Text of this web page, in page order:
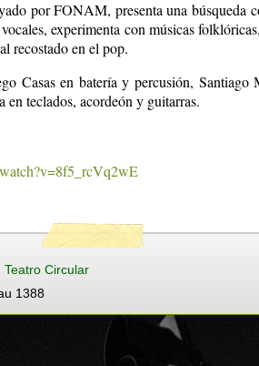
por FONAM, presenta una búsqueda
experimenta con músicas
recostado en el pop.
Casas en batería y percusión, Santiago
en teclados, acordeón y guitarras.
Teatro Circular
1388